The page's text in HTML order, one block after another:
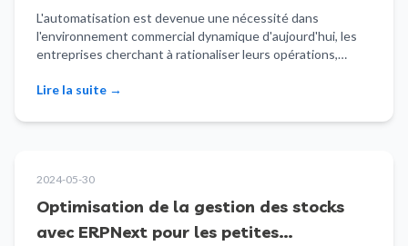
l'Automatisation des Processus Métier
L'automatisation est devenue une nécessité dans
l'environnement commercial dynamique d'aujourd'hui, les
entreprises cherchant à rationaliser leurs opérations,…
Lire la suite →
2024-05-30
Optimisation de la gestion des stocks
avec ERPNext pour les petites